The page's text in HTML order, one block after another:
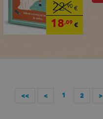
22,90€
18,09€
<< < 1 2 >